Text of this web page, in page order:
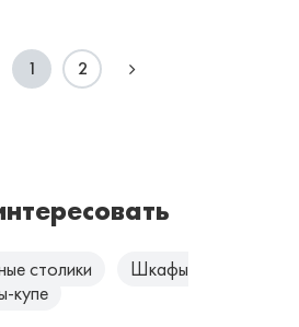
1 2
столики
Шкафы
купе